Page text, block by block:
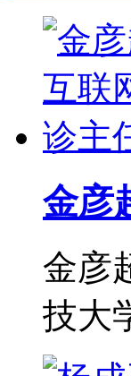
金彦
金彦
技大